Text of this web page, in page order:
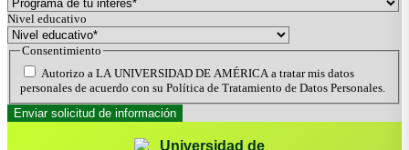
Nivel educativo
Consentimiento
Autorizo a LA UNIVERSIDAD DE AMÉRICA a tratar mis datos
personales de acuerdo con su Política de Tratamiento de Datos Personales.